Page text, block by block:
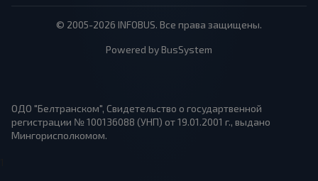
© 2005-2026 INFOBUS. Все права защищены.
Powered by BusSystem
ОДО "Белтранском", Свидетельство о государтвенной
регистрации № 100136088 (УНП) от 19.01.2001 г., выдано
Мингорисполкомом.